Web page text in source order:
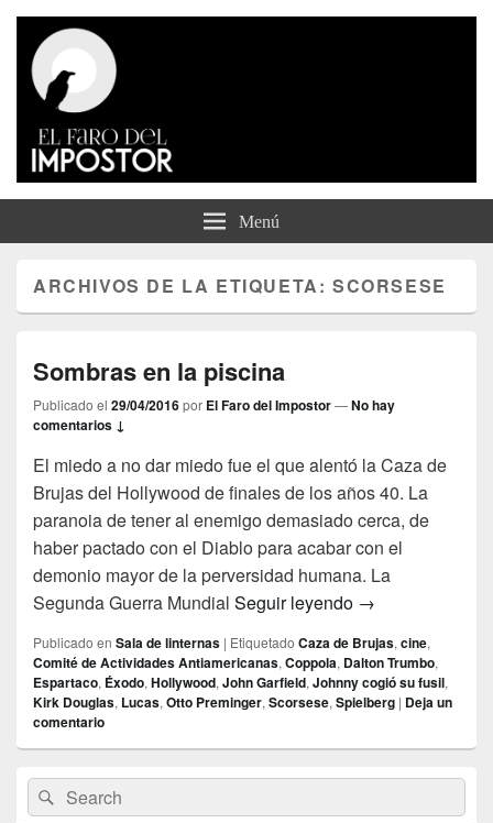
El Faro del Impostor
Menú
ARCHIVOS DE LA ETIQUETA:SCORSESE
Sombras en la piscina
Publicado el 29/04/2016por El Faro del Impostor—No hay
comentarios ↓
El miedo a no dar miedo fue el que alentó la Caza de
Brujas del Hollywood de finales de los años 40. La
paranoia de tener al enemigo demasiado cerca, de
haber pactado con el Diablo para acabar con el
demonio mayor de la perversidad humana. La
Segunda Guerra Mundial Seguir leyendo Sombras en la
→
Publicado en Sala de linternas | Etiquetado Caza de Brujas, cine,
Comité de Actividades Antiamericanas, Coppola, Dalton Trumbo,
Espartaco, Éxodo, Hollywood, John Garfield, Johnny cogió su fusil,
Kirk Douglas, Lucas, Otto Preminger, Scorsese, Spielberg | Deja un
comentario
área
de
Buscar
por:
Buscar